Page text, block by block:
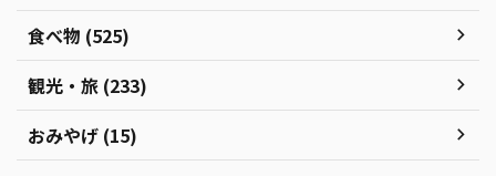
食べ物 (525)
観光・旅 (233)
おみやげ (15)